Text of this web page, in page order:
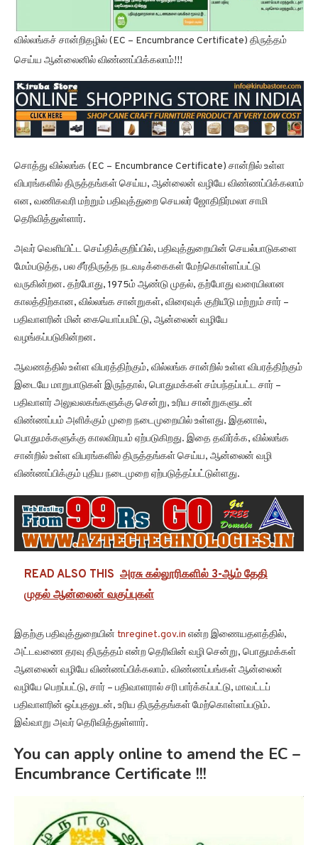
வில்லங்கச் சான்றிதழில் (EC – Encumbrance Certificate) திருத்தம்
செய்ய ஆன்லைனில் விண்ணப்பிக்கலாம்!!!
சொத்து வில்லங்க (EC – Encumbrance Certificate) சான்றில் உள்ள
விபரங்களில் திருத்தங்கள் செய்ய, ஆன்லைன் வழியே விண்ணப்பிக்கலாம்
என, வணிகவரி மற்றும் பதிவுத்துறை செயலர் ஜோதிநிர்மலா சாமி
தெரிவித்துள்ளார்.
அவர் வெளியிட்ட செய்திக்குறிப்பில், பதிவுத்துறையின் செயல்பாடுகளை
மேம்படுத்த, பல சீர்திருத்த நடவடிக்கைகள் மேற்கொள்ளப்பட்டு
வருகின்றன. தற்போது, 1975ம் ஆண்டு முதல், தற்போது வரையிலான
காலத்திற்கான, வில்லங்க சான்றுகள், விரைவுக் குறியீடு மற்றும் சார் –
பதிவாளரின் மின் கையொப்பமிட்டு, ஆன்லைன் வழியே
வழங்கப்படுகின்றன.
ஆவணத்தில் உள்ள விபரத்திற்கும், வில்லங்க சான்றில் உள்ள விபரத்திற்கும்
இடையே மாறுபாடுகள் இருந்தால், பொதுமக்கள் சம்பந்தப்பட்ட சார் –
பதிவாளர் அலுவலகங்களுக்கு சென்று, உரிய சான்றுகளுடன்
விண்ணப்பம் அளிக்கும் முறை நடைமுறையில் உள்ளது. இதனால்,
பொதுமக்களுக்கு காலவிரயம் ஏற்படுகிறது. இதை தவிர்க்க, வில்லங்க
சான்றில் உள்ள விபரங்களில் திருத்தங்கள் செய்ய, ஆன்லைன் வழி
விண்ணப்பிக்கும் புதிய நடைமுறை ஏற்படுத்தப்பட்டுள்ளது.
READ ALSO THIS அரசு கல்லூரிகளில் 3-ஆம் தேதி
முதல் ஆன்லைன் வகுப்புகள்
இதற்கு பதிவுத்துறையின் tnreginet.gov.in என்ற இணையதளத்தில்,
அட்டவணை தரவு திருத்தம் என்ற தெரிவின் வழி சென்று, பொதுமக்கள்
ஆனலைன் வழியே விண்ணப்பிக்கலாம். விண்ணப்பங்கள் ஆன்லைன்
வழியே பெறப்பட்டு, சார் – பதிவாளரால் சரி பார்க்கப்பட்டு, மாவட்டப்
பதிவாளரின் ஒப்புதலுடன், உரிய திருத்தங்கள் மேற்கொள்ளப்படும்.
இவ்வாறு அவர் தெரிவித்துள்ளார்.
You can apply online to amend the EC –
Encumbrance Certificate !!!